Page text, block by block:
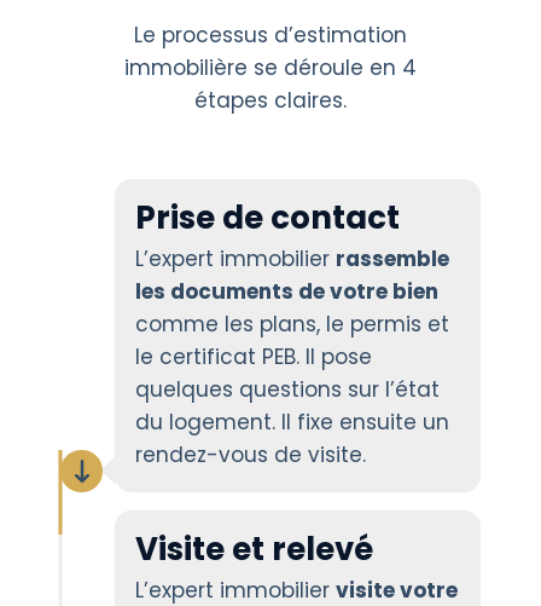
Le processus d’estimation
immobilière se déroule en 4
étapes claires.
Prise de contact
L’expert immobilier rassemble
les documents de votre bien
comme les plans, le permis et
le certificat PEB. Il pose
quelques questions sur l’état
du logement. Il fixe ensuite un
rendez-vous de visite.
Visite et relevé
L’expert immobilier visite votre